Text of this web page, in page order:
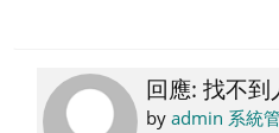
In
reply
回應: 找不到
byadmin 系統